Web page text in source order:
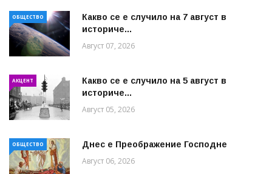
ОБЩЕСТВО
Какво се е случило на 7 август в
историче...
Август 07, 2026
АКЦЕНТ
Какво се е случило на 5 август в
историче...
Август 05, 2026
ОБЩЕСТВО Днес е Преображение Господне
Август 06, 2026